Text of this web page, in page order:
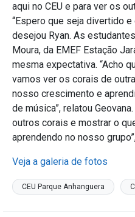
aqui no CEU e para ver os
“Espero que seja divertido
desejou Ryan. As
Moura, da EMEF Estação
mesma expectativa. “Acho
vamos ver os corais de
nosso crescimento e
de música”, relatou
outros corais e mostrar o
aprendendo no nosso
Veja a galeria de fotos
CEU Parque Anhanguera